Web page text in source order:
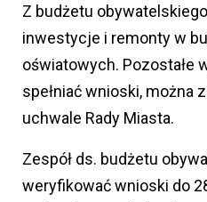
Z budżetu
inwestycje i remonty w
oświatowych. Pozostałe
spełniać wnioski, można
uchwale Rady Miasta.
Zespół ds. budżetu
weryfikować wnioski do